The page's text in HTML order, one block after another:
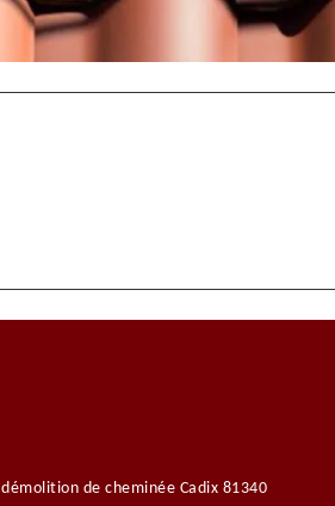
démolition de cheminée Cadix 81340